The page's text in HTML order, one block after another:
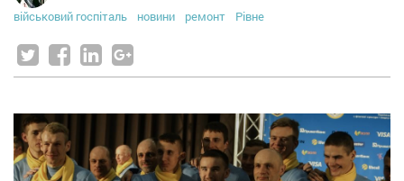
військовий госпіталь
новини ремонт Рівне